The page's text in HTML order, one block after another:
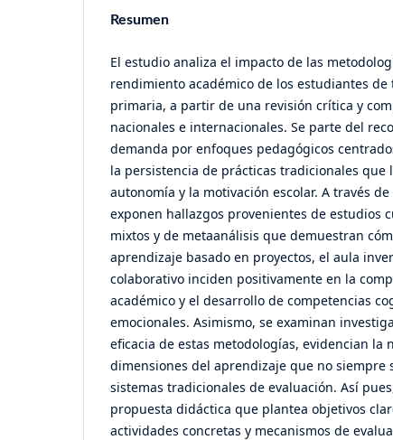
Resumen
El estudio analiza el impacto de las
rendimiento académico de los estudiantes de
primaria, a partir de una revisión crítica y
nacionales e internacionales. Se parte del
demanda por enfoques pedagógicos
la persistencia de prácticas tradicionales
autonomía y la motivación escolar. A través
exponen hallazgos provenientes de estudios
mixtos y de metaanálisis que demuestran
aprendizaje basado en proyectos, el aula
colaborativo inciden positivamente en la
académico y el desarrollo de competencias
emocionales. Asimismo, se examinan
eficacia de estas metodologías, evidencian la
dimensiones del aprendizaje que no siempre
sistemas tradicionales de evaluación. Así
propuesta didáctica que plantea objetivos
actividades concretas y mecanismos de